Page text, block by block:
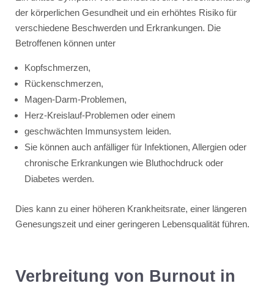
der körperlichen Gesundheit und ein erhöhtes Risiko für
verschiedene Beschwerden und Erkrankungen. Die
Betroffenen können unter
Kopfschmerzen,
Rückenschmerzen,
Magen-Darm-Problemen,
Herz-Kreislauf-Problemen oder einem
geschwächten Immunsystem leiden.
Sie können auch anfälliger für Infektionen, Allergien oder
chronische Erkrankungen wie Bluthochdruck oder
Diabetes werden.
Dies kann zu einer höheren Krankheitsrate, einer längeren
Genesungszeit und einer geringeren Lebensqualität führen.
Verbreitung von Burnout in